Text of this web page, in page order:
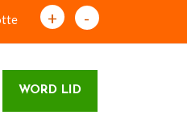
+ -
WORD LID